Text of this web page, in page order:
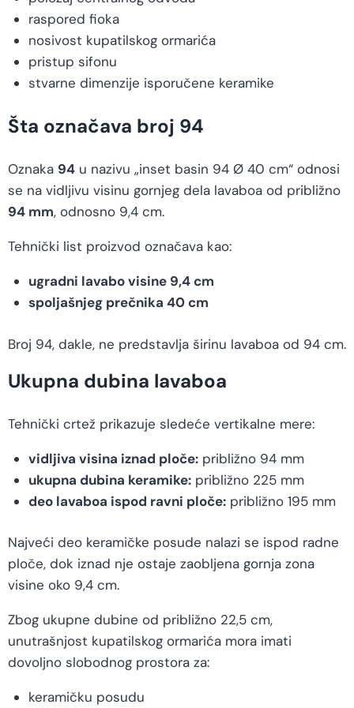
raspored fioka
nosivost kupatilskog ormarića
pristup sifonu
stvarne dimenzije isporučene keramike
Šta označava broj 94
Oznaka 94 u nazivu „inset basin 94 Ø 40 cm“ odnosi
se na vidljivu visinu gornjeg dela lavaboa od približno
94 mm, odnosno 9,4 cm.
Tehnički list proizvod označava kao:
ugradni lavabo visine 9,4 cm
spoljašnjeg prečnika 40 cm
Broj 94, dakle, ne predstavlja širinu lavaboa od 94 cm.
Ukupna dubina lavaboa
Tehnički crtež prikazuje sledeće vertikalne mere:
vidljiva visina iznad ploče:približno 94 mm
ukupna dubina keramike:približno 225 mm
deo lavaboa ispod ravni ploče:približno 195 mm
Najveći deo keramičke posude nalazi se ispod radne
ploče, dok iznad nje ostaje zaobljena gornja zona
visine oko 9,4 cm.
Zbog ukupne dubine od približno 22,5 cm,
unutrašnjost kupatilskog ormarića mora imati
dovoljno slobodnog prostora za:
keramičku posudu